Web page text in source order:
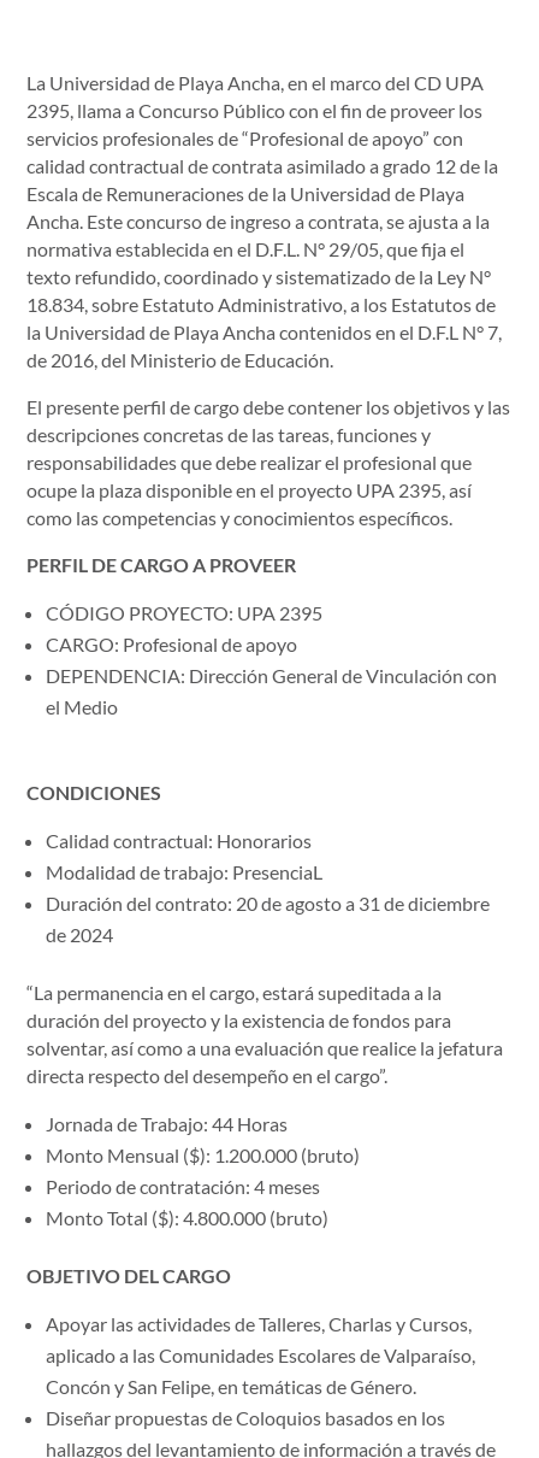
La Universidad de Playa Ancha, en el marco del CD UPA
2395, llama a Concurso Público con el fin de proveer los
servicios profesionales de “Profesional de apoyo” con
calidad contractual de contrata asimilado a grado 12 de la
Escala de Remuneraciones de la Universidad de Playa
Ancha. Este concurso de ingreso a contrata, se ajusta a la
normativa establecida en el D.F.L. N° 29/05, que fija el
texto refundido, coordinado y sistematizado de la Ley N°
18.834, sobre Estatuto Administrativo, a los Estatutos de
la Universidad de Playa Ancha contenidos en el D.F.L N° 7,
de 2016, del Ministerio de Educación.
El presente perfil de cargo debe contener los objetivos y las
descripciones concretas de las tareas, funciones y
responsabilidades que debe realizar el profesional que
ocupe la plaza disponible en el proyecto UPA 2395, así
como las competencias y conocimientos específicos.
PERFIL DE CARGO A PROVEER
CÓDIGO PROYECTO: UPA 2395
CARGO: Profesional de apoyo
DEPENDENCIA: Dirección General de Vinculación con
el Medio
CONDICIONES
Calidad contractual: Honorarios
Modalidad de trabajo: PresenciaL
Duración del contrato: 20 de agosto a 31 de diciembre
de 2024
“La permanencia en el cargo, estará supeditada a la
duración del proyecto y la existencia de fondos para
solventar, así como a una evaluación que realice la jefatura
directa respecto del desempeño en el cargo”.
Jornada de Trabajo: 44 Horas
Monto Mensual ($): 1.200.000 (bruto)
Periodo de contratación: 4 meses
Monto Total ($): 4.800.000 (bruto)
OBJETIVO DEL CARGO
Apoyar las actividades de Talleres, Charlas y Cursos,
aplicado a las Comunidades Escolares de Valparaíso,
Concón y San Felipe, en temáticas de Género.
Diseñar propuestas de Coloquios basados en los
hallazgos del levantamiento de información a través de